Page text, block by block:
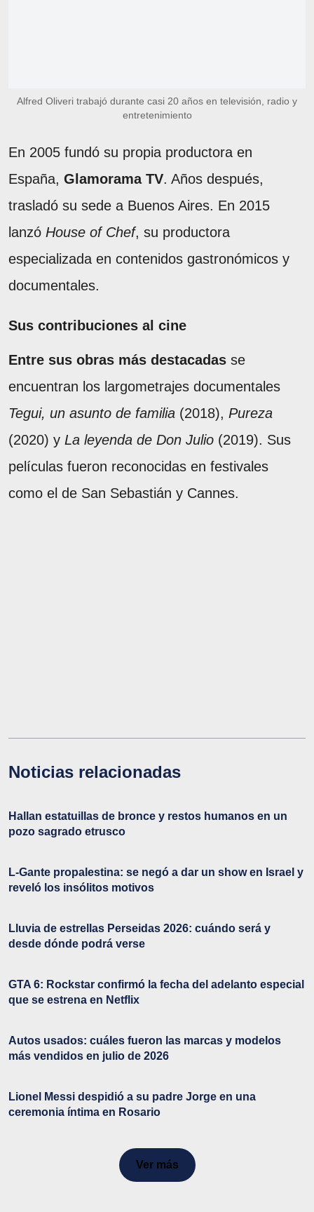
Alfred Oliveri trabajó durante casi 20 años en televisión, radio y
entretenimiento
En 2005 fundó su propia productora en
España, Glamorama TV. Años después,
trasladó su sede a Buenos Aires. En 2015
lanzó House of Chef, su productora
especializada en contenidos gastronómicos y
documentales.
Sus contribuciones al cine
Entre sus obras más destacadas se
encuentran los largometrajes documentales
Tegui, un asunto de familia (2018), Pureza
(2020) y La leyenda de Don Julio (2019). Sus
películas fueron reconocidas en festivales
como el de San Sebastián y Cannes.
Noticias relacionadas
Hallan estatuillas de bronce y restos humanos en un
pozo sagrado etrusco
L-Gante propalestina: se negó a dar un show en Israel y
reveló los insólitos motivos
Lluvia de estrellas Perseidas 2026: cuándo será y
desde dónde podrá verse
GTA 6: Rockstar confirmó la fecha del adelanto especial
que se estrena en Netflix
Autos usados: cuáles fueron las marcas y modelos
más vendidos en julio de 2026
Lionel Messi despidió a su padre Jorge en una
ceremonia íntima en Rosario
Ver más